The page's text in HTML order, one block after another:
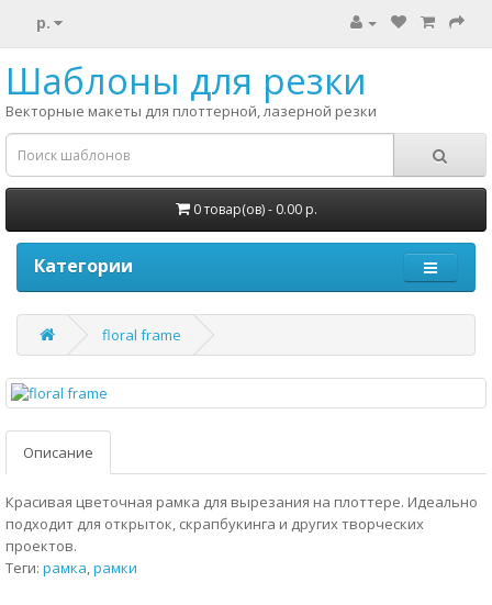
р.
Шаблоны для резки
Векторные макеты для плоттерной, лазерной резки
0 товар(ов) - 0.00 р.
Категории
floral frame
Описание
Красивая цветочная рамка для вырезания на плоттере. Идеально
подходит для открыток, скрапбукинга и других творческих
проектов.
Теги: рамка,рамки